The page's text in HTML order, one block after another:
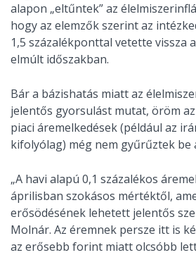
alapon „eltűntek” az
hogy az elemzők szerint az
1,5 százalékponttal vetette vissza
elmúlt időszakban.
Bár a bázishatás miatt az
jelentős gyorsulást mutat, öröm
piaci áremelkedések (például az
kifolyólag) még nem gyűrűztek be
„A havi alapú 0,1 százalékos
áprilisban szokásos mértéktől,
erősödésének lehetett jelentős
Molnár. Az éremnek persze itt is
az erősebb forint miatt olcsóbb